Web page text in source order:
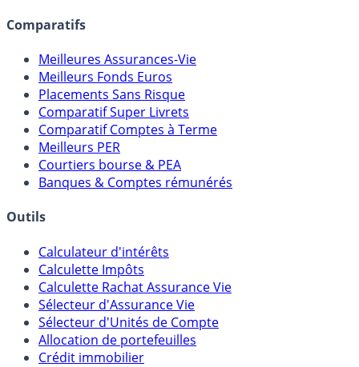
Comparatifs
Meilleures Assurances-Vie
Meilleurs Fonds Euros
Placements Sans Risque
Comparatif Super Livrets
Comparatif Comptes à Terme
Meilleurs PER
Courtiers bourse & PEA
Banques & Comptes rémunérés
Outils
Calculateur d'intérêts
Calculette Impôts
Calculette Rachat Assurance Vie
Sélecteur d'Assurance Vie
Sélecteur d'Unités de Compte
Allocation de portefeuilles
Crédit immobilier